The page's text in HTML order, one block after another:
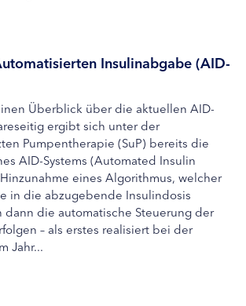
Insulinabgabe (AID-
Überblick über die aktuellen AID-
ergibt sich unter der
Pumpentherapie (SuP) bereits die
AID-Systems (Automated Insulin
eines Algorithmus, welcher
in die abzugebende Insulindosis
dann die automatische Steuerung der
– als erstes realisiert bei der
Jahr...